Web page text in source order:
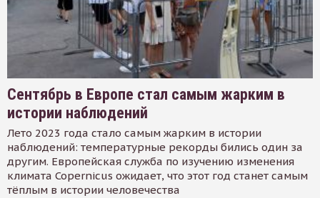
Сентябрь в Европе стал самым жарким в
истории наблюдений
Лето 2023 года стало самым жарким в истории
наблюдений: температурные рекорды бились один за
другим. Европейская служба по изучению изменения
климата Copernicus ожидает, что этот год станет самым
тёплым в истории человечества